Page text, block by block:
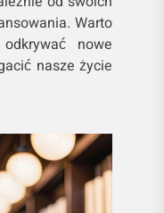
Warto
nowe
nasze życie